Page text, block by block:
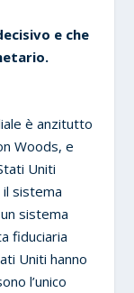
e che
è anzitutto
Woods, e
Uniti
sistema
sistema
fiduciaria
Uniti hanno
l’unico